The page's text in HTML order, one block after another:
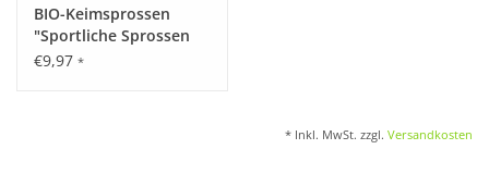
BIO-Keimsprossen
"Sportliche Sprossen
Box"
€9,97 *
* Inkl. MwSt. zzgl. Versandkosten